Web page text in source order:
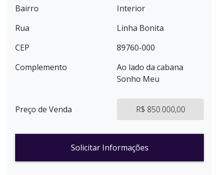
Bairro
Interior
Rua
Linha Bonita
CEP
89760-000
Complemento
Ao lado da cabana
Sonho Meu
Preço de Venda R$ 850.000,00
Solicitar Informações